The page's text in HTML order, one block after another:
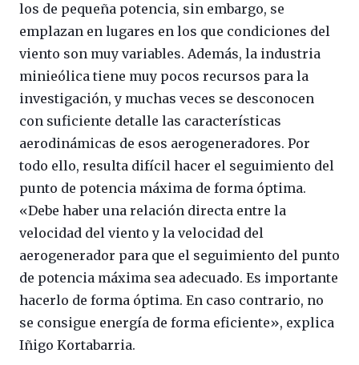
los de pequeña potencia, sin embargo, se
emplazan en lugares en los que condiciones del
viento son muy variables. Además, la industria
minieólica tiene muy pocos recursos para la
investigación, y muchas veces se desconocen
con suficiente detalle las características
aerodinámicas de esos aerogeneradores. Por
todo ello, resulta difícil hacer el seguimiento del
punto de potencia máxima de forma óptima.
«Debe haber una relación directa entre la
velocidad del viento y la velocidad del
aerogenerador para que el seguimiento del punto
de potencia máxima sea adecuado. Es importante
hacerlo de forma óptima. En caso contrario, no
se consigue energía de forma eficiente», explica
Iñigo Kortabarria.